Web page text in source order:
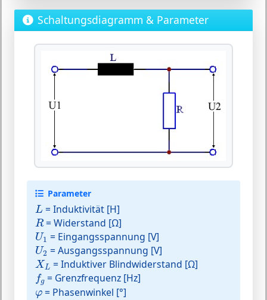
Schaltungsdiagramm & Parameter
Parameter
L
L = Induktivität [H]
R
R= Widerstand [Ω]
U1
U1 = Eingangsspannung [V]
U2
U2 = Ausgangsspannung [V]
XL
XL = Induktiver Blindwiderstand [Ω]
fg
fg= Grenzfrequenz [Hz]
φ
φ= Phasenwinkel [°]